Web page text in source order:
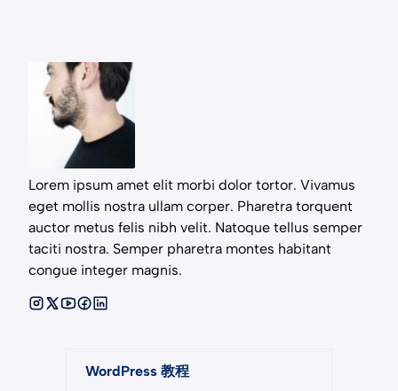
Lorem ipsum amet elit morbi dolor tortor. Vivamus
eget mollis nostra ullam corper. Pharetra torquent
auctor metus felis nibh velit. Natoque tellus semper
taciti nostra. Semper pharetra montes habitant
congue integer magnis.
WordPress 教程